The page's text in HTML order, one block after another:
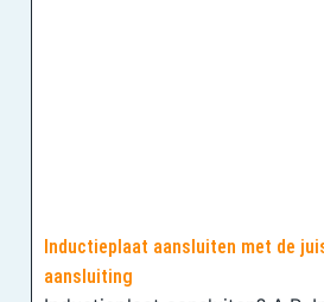
Inductieplaat aansluiten met de
aansluiting